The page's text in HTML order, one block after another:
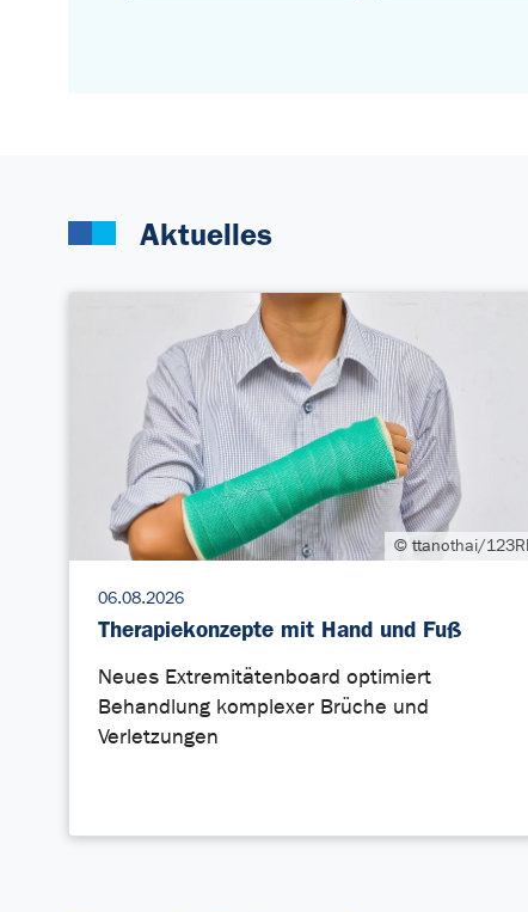
Aktuelles
© ttanothai/
06.08.2026
Therapiekonzepte mit Hand und Fuß
Neues Extremitätenboard optimiert
Behandlung komplexer Brüche und
Verletzungen